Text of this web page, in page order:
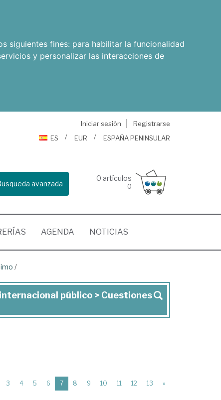
siguientes fines: para habilitar la funcionalidad
y personalizar las interacciones de
Iniciar sesión
Registrarse
ES
EUR ESPAÑA PENINSULAR
avanzada
0 artículos
0
AGENDA NOTICIAS
/
público > Cuestiones
3 4 5 6 7(current)
8 9 10 11 12 13 »